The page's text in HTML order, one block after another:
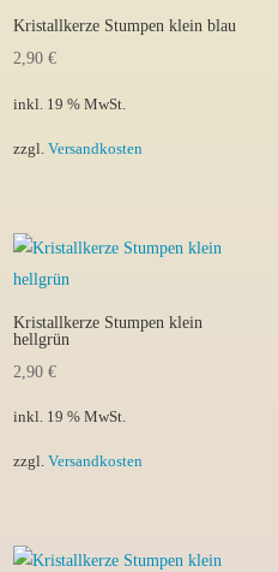
Kristallkerze Stumpen klein blau
2,90€
inkl. 19 % MwSt.
zzgl.Versandkosten
Kristallkerze Stumpen klein
hellgrün
2,90€
inkl. 19 % MwSt.
zzgl.Versandkosten